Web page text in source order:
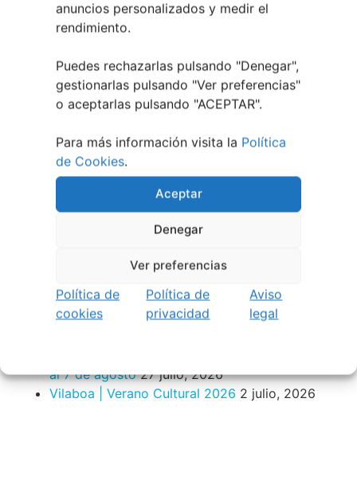
anuncios personalizados y medir el
rendimiento.
Puedes rechazarlas pulsando "Denegar",
gestionarlas pulsando "Ver preferencias"
o aceptarlas pulsando "ACEPTAR".
Para más información visita la Política
de Cookies.
Aceptar
Denegar
Ver preferencias
Política de
cookies
Política de
privacidad
Aviso
legal
Berete Rock 2026 | Festival de Rock de
28 julio, 2026
Noticias de Ourenseplan
Festival Noites Teatrais de Vilamarín 2026
julio, 2026
Verano Cultural de Seixalbo 2026
31 mayo,
A bailar! | Espectáculo en Baños de Molga
Noticias de Pontevedraplan
Así serán las Fiestas de la Peregrina 2026
agosto, 2026
al 7 de agosto 27 julio, 2026
Vilaboa | Verano Cultural 2026 2 julio, 2026